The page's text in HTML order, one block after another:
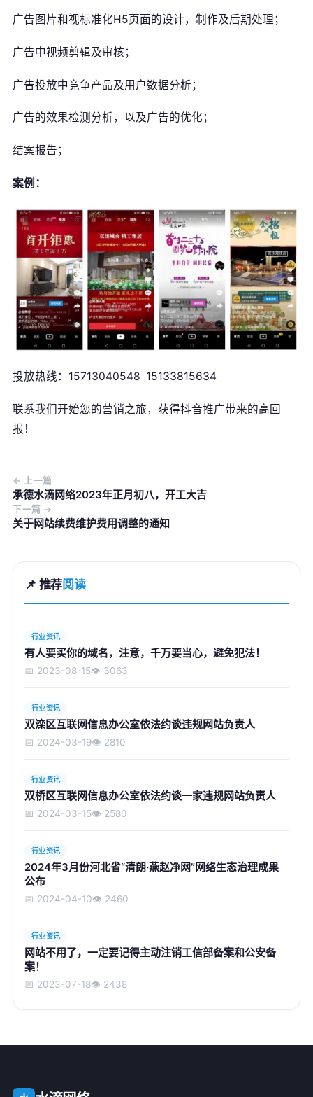
广告图片和视标准化H5页面的设计，制作及后期处理；
广告中视频剪辑及审核；
广告投放中竞争产品及用户数据分析；
广告的效果检测分析，以及广告的优化；
结案报告；
案例：
投放热线：15713040548 15133815634
联系我们开始您的营销之旅，获得抖音推广带来的高回
报！
← 上一篇
承德水滴网络2023年正月初八，开工大吉
下一篇 →
关于网站续费维护费用调整的通知
📌 推荐阅读
行业资讯
有人要买你的域名，注意，千万要当心，避免犯法！
📅 2023-08-15👁️ 3063
行业资讯
双滦区互联网信息办公室依法约谈违规网站负责人
📅 2024-03-19👁️ 2810
行业资讯
双桥区互联网信息办公室依法约谈一家违规网站负责人
📅 2024-03-15👁️ 2580
行业资讯
2024年3月份河北省“清朗·燕赵净网”网络生态治理成果
公布
📅 2024-04-10👁️ 2460
行业资讯
网站不用了，一定要记得主动注销工信部备案和公安备
案！
📅 2023-07-18👁️ 2438
公司名称 *
联系人 *
联系电话 *
意向产品